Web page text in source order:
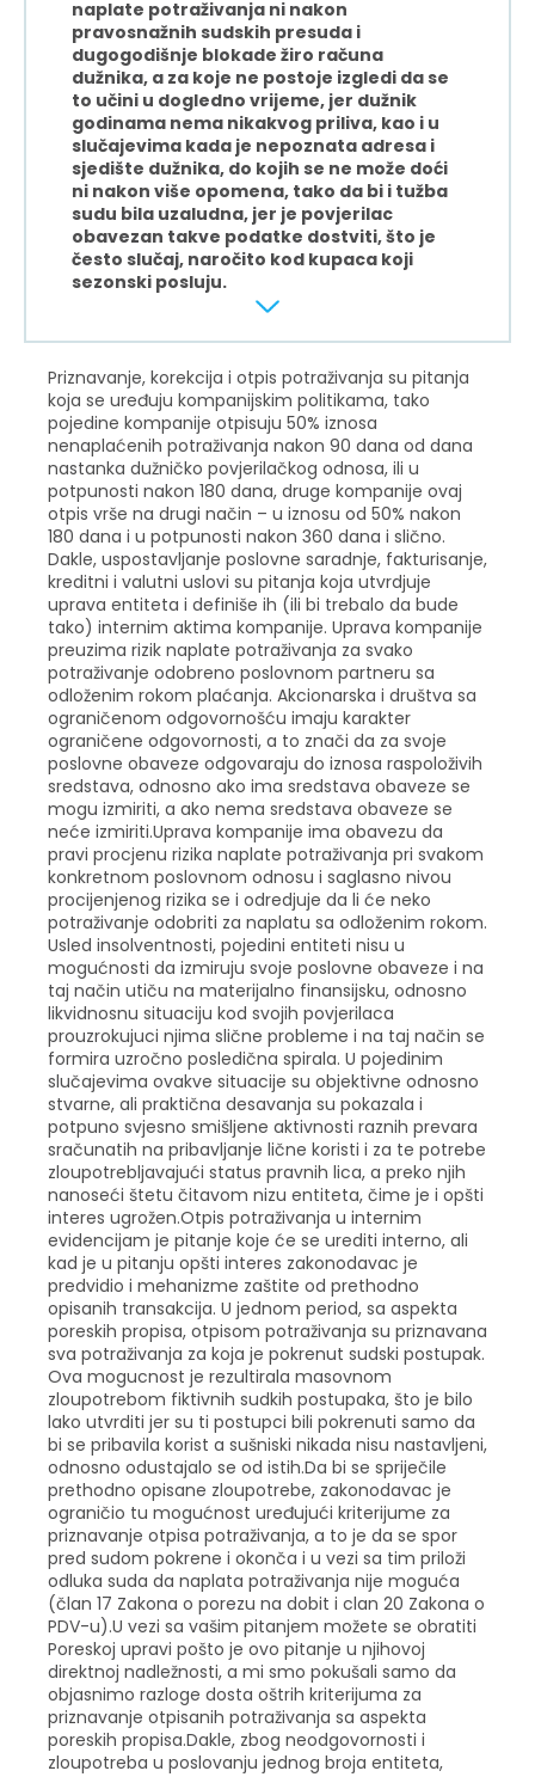
naplate potraživanja ni nakon
pravosnažnih sudskih presuda i
dugogodišnje blokade žiro računa
dužnika, a za koje ne postoje izgledi da se
to učini u dogledno vrijeme, jer dužnik
godinama nema nikakvog priliva, kao i u
slučajevima kada je nepoznata adresa i
sjedište dužnika, do kojih se ne može doći
ni nakon više opomena, tako da bi i tužba
sudu bila uzaludna, jer je povjerilac
obavezan takve podatke dostviti, što je
često slučaj, naročito kod kupaca koji
sezonski posluju.
Priznavanje, korekcija i otpis potraživanja su pitanja
koja se uređuju kompanijskim politikama, tako
pojedine kompanije otpisuju 50% iznosa
nenaplaćenih potraživanja nakon 90 dana od dana
nastanka dužničko povjerilačkog odnosa, ili u
potpunosti nakon 180 dana, druge kompanije ovaj
otpis vrše na drugi način – u iznosu od 50% nakon
180 dana i u potpunosti nakon 360 dana i slično.
Dakle, uspostavljanje poslovne saradnje, fakturisanje,
kreditni i valutni uslovi su pitanja koja utvrdjuje
uprava entiteta i definiše ih (ili bi trebalo da bude
tako) internim aktima kompanije. Uprava kompanije
preuzima rizik naplate potraživanja za svako
potraživanje odobreno poslovnom partneru sa
odloženim rokom plaćanja. Akcionarska i društva sa
ograničenom odgovornošću imaju karakter
ograničene odgovornosti, a to znači da za svoje
poslovne obaveze odgovaraju do iznosa raspoloživih
sredstava, odnosno ako ima sredstava obaveze se
mogu izmiriti, a ako nema sredstava obaveze se
neće izmiriti.Uprava kompanije ima obavezu da
pravi procjenu rizika naplate potraživanja pri svakom
konkretnom poslovnom odnosu i saglasno nivou
procijenjenog rizika se i odredjuje da li će neko
potraživanje odobriti za naplatu sa odloženim rokom.
Usled insolventnosti, pojedini entiteti nisu u
mogućnosti da izmiruju svoje poslovne obaveze i na
taj način utiču na materijalno finansijsku, odnosno
likvidnosnu situaciju kod svojih povjerilaca
prouzrokujuci njima slične probleme i na taj način se
formira uzročno posledična spirala. U pojedinim
slučajevima ovakve situacije su objektivne odnosno
stvarne, ali praktična desavanja su pokazala i
potpuno svjesno smišljene aktivnosti raznih prevara
sračunatih na pribavljanje lične koristi i za te potrebe
zloupotrebljavajući status pravnih lica, a preko njih
nanoseći štetu čitavom nizu entiteta, čime je i opšti
interes ugrožen.Otpis potraživanja u internim
evidencijam je pitanje koje će se urediti interno, ali
kad je u pitanju opšti interes zakonodavac je
predvidio i mehanizme zaštite od prethodno
opisanih transakcija. U jednom period, sa aspekta
poreskih propisa, otpisom potraživanja su priznavana
sva potraživanja za koja je pokrenut sudski postupak.
Ova mogucnost je rezultirala masovnom
zloupotrebom fiktivnih sudkih postupaka, što je bilo
lako utvrditi jer su ti postupci bili pokrenuti samo da
bi se pribavila korist a sušniski nikada nisu nastavljeni,
odnosno odustajalo se od istih.Da bi se spriječile
prethodno opisane zloupotrebe, zakonodavac je
ograničio tu mogućnost uređujući kriterijume za
priznavanje otpisa potraživanja, a to je da se spor
pred sudom pokrene i okonča i u vezi sa tim priloži
odluka suda da naplata potraživanja nije moguća
(član 17 Zakona o porezu na dobit i clan 20 Zakona o
PDV-u).U vezi sa vašim pitanjem možete se obratiti
Poreskoj upravi pošto je ovo pitanje u njihovoj
direktnoj nadležnosti, a mi smo pokušali samo da
objasnimo razloge dosta oštrih kriterijuma za
priznavanje otpisanih potraživanja sa aspekta
poreskih propisa.Dakle, zbog neodgovornosti i
zloupotreba u poslovanju jednog broja entiteta,